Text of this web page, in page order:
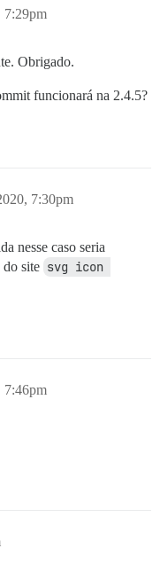
7:29pm
Obrigado.
funcionará na 2.4.5?
7:30pm
nesse caso seria
do site svg icon
7:46pm